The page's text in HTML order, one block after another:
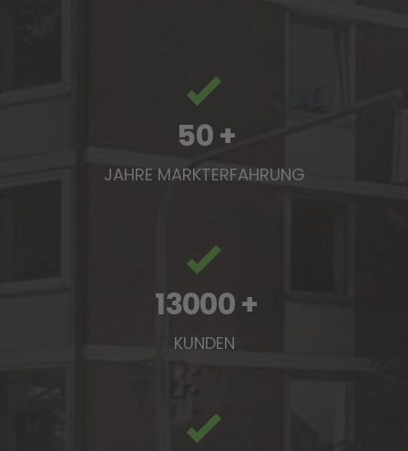
50+
JAHRE MARKTERFAHRUNG
13000+
KUNDEN